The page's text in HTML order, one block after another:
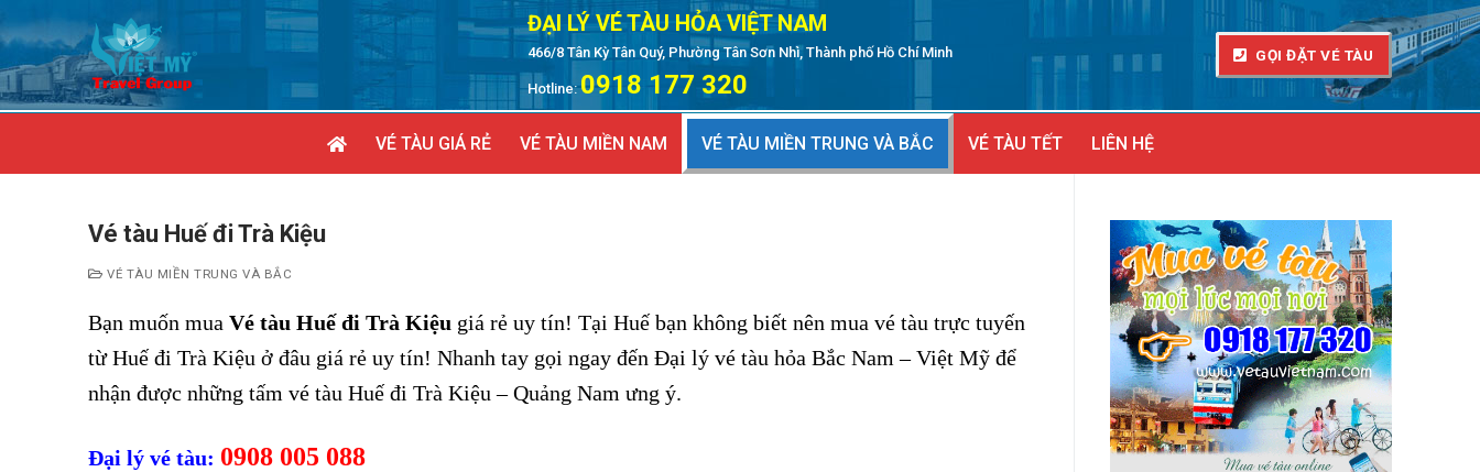
đến
nội
dung
ĐẠI LÝ VÉ TÀU HỎA VIỆT NAM
466/8 Tân Kỳ Tân Quý, Phường Tân Sơn Nhì, Thành phố Hồ Chí Minh
Hotline: 0918 177 320
GỌI ĐẶT VÉ TÀU
VÉ TÀU GIÁ RẺ VÉ TÀU MIỀN NAM VÉ TÀU MIỀN TRUNG VÀ BẮC VÉ TÀU TẾT LIÊN HỆ
Vé tàu Huế đi Trà Kiệu
VÉ TÀU MIỀN TRUNG VÀ BẮC
Bạn muốn mua Vé tàu Huế đi Trà Kiệu giá rẻ uy tín! Tại Huế bạn không biết nên mua vé tàu trực tuyến
từ Huế đi Trà Kiệu ở đâu giá rẻ uy tín! Nhanh tay gọi ngay đến Đại lý vé tàu hỏa Bắc Nam – Việt Mỹ để
nhận được những tấm vé tàu Huế đi Trà Kiệu – Quảng Nam ưng ý.
Đại lý vé tàu: 0908 005 088